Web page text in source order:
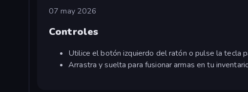
07 may 2026
Controles
Utilice el botón izquierdo del ratón o pulse la tecla
Arrastra y suelta para fusionar armas en tu